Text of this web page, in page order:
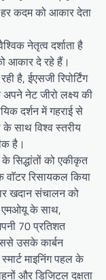
कदम को आकार देता
नेतृत्व दर्शाता है
आकार दे रहे हैं।
है, ईएसजी रिपोर्टिंग
अपने नेट जीरो लक्ष्य की
दर्शन में गहराई से
के साथ विश्व स्तरीय
है।
सिद्धांतों को एकीकृत
रिसायकल किया
खदान संचालन को
एमओयू के साथ,
70 प्रतिशत
उसके कार्बन
माइनिंग पहल के
और डिजिटल दक्षता